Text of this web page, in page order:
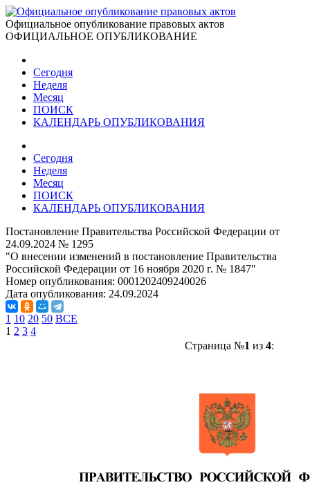
Официальное опубликование правовых актов
ОФИЦИАЛЬНОЕ ОПУБЛИКОВАНИЕ
Сегодня
Неделя
Месяц
ПОИСК
КАЛЕНДАРЬ ОПУБЛИКОВАНИЯ
Сегодня
Неделя
Месяц
ПОИСК
КАЛЕНДАРЬ ОПУБЛИКОВАНИЯ
Постановление Правительства Российской Федерации от
24.09.2024 № 1295
"О внесении изменений в постановление Правительства
Российской Федерации от 16 ноября 2020 г. № 1847"
Номер опубликования: 0001202409240026
Дата опубликования: 24.09.2024
1 10 20 50 ВСЕ
1 2 3 4
Страница №1 из 4: